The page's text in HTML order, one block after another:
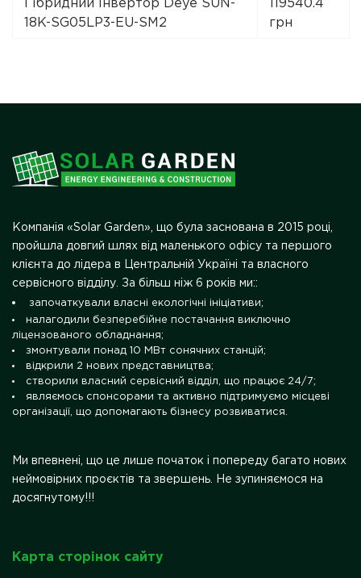
Гібридний інвертор Deye SUN-
18K-SG05LP3-EU-SM2
119540.4
грн
Карта сторінок сайту
Компанія «Solar Garden», що була заснована в 2015 році,
пройшла довгий шлях від маленького офісу та першого
клієнта до лідера в Центральній Україні та власного
сервісного відділу. За більш ніж 6 років ми::
започаткували власні екологічні ініціативи;
налагодили безперебійне постачання виключно
ліцензованого обладнання;
змонтували понад 10 МВт сонячних станцій;
відкрили 2 нових представництва;
створили власний сервісний відділ, що працює 24/7;
являємось спонсорами та активно підтримуємо місцеві
організації, що допомагають бізнесу розвиватися.
Ми впевнені, що це лише початок і попереду багато нових
неймовірних проєктів та звершень. Не зупиняємося на
досягнутому!!!